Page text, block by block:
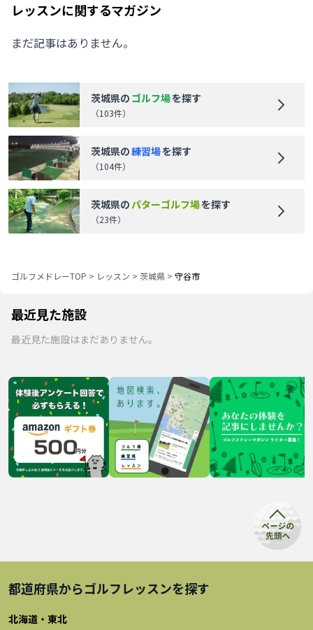
レッスンに関するマガジン
まだ記事はありません。
茨城県の ゴルフ場を探す
（103件）
茨城県の練習場を探す
（104件）
茨城県のパターゴルフ場を探す
（23件）
ゴルフメドレーTOP > レッスン > 茨城県 > 守谷市
最近見た施設
最近見た施設はまだありません。
都道府県からゴルフレッスンを探す
北海道・東北